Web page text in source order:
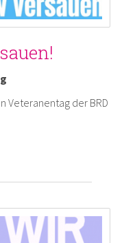
Veteranentag der BRD